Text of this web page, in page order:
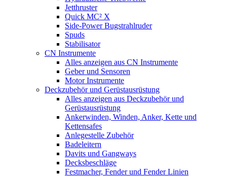
Jetthruster
Quick MC² X
Side-Power Bugstrahlruder
Spuds
Stabilisator
CN Instrumente
Alles anzeigen aus CN Instrumente
Geber und Sensoren
Motor Instrumente
Deckzubehör und Gerüstausrüstung
Alles anzeigen aus Deckzubehör und
Gerüstausrüstung
Ankerwinden, Winden, Anker, Kette und
Kettensafes
Anlegestelle Zubehör
Badeleitern
Davits und Gangways
Decksbeschläge
Festmacher, Fender und Fender Linien